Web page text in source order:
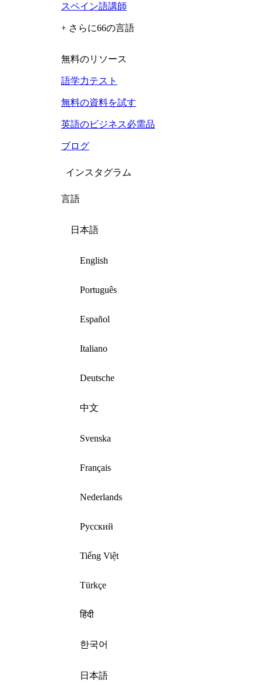
スペイン語講師
+ さらに66の言語
無料のリソース
語学力テスト
無料の資料を試す
英語のビジネス必需品
ブログ
インスタグラム
言語
日本語
English
Português
Español
Italiano
Deutsche
中文
Svenska
Français
Nederlands
Русский
Tiếng Việt
Türkçe
हिंदी
한국어
日本語